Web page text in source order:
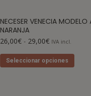
NECESER VENECIA MODELO
NARANJA
26,00€ - 29,00€ IVA incl.
Seleccionar opciones